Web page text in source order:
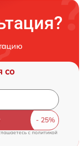
со
cполитикой